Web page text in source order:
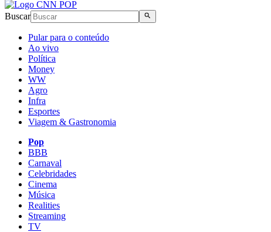
Buscar
Pular para o conteúdo
Ao vivo
Política
Money
WW
Agro
Infra
Esportes
Viagem & Gastronomia
Pop
BBB
Carnaval
Celebridades
Cinema
Música
Realities
Streaming
TV